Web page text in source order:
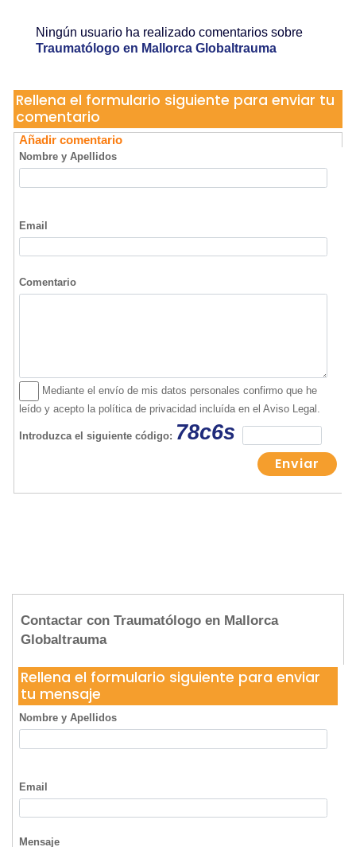
Ningún usuario ha realizado comentarios sobre
Traumatólogo en Mallorca Globaltrauma
Contactar con Traumatólogo en Mallorca
Globaltrauma